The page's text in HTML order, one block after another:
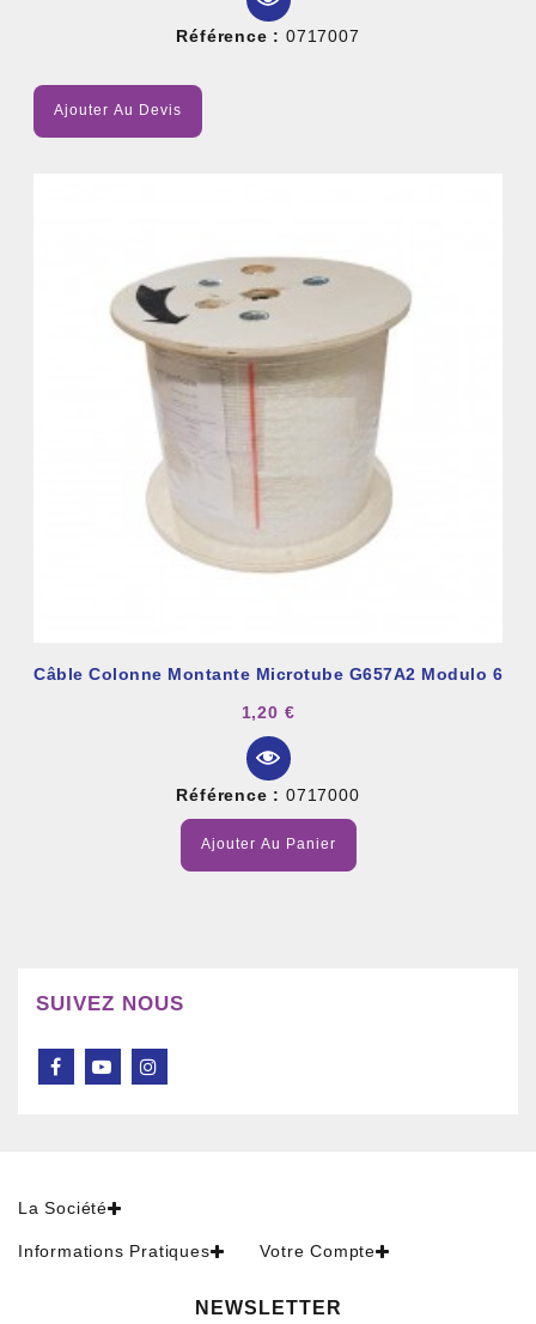
Référence : 0717007
Ajouter Au Devis
Câble Colonne Montante Microtube G657A2 Modulo 6
1,20 €
Référence : 0717000
Ajouter Au Panier
SUIVEZ NOUS
La Société
Informations Pratiques Votre Compte
NEWSLETTER